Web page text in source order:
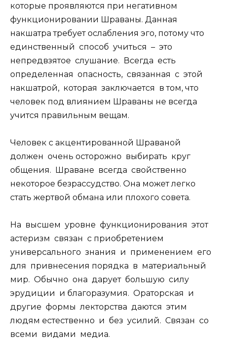
которые проявляются при негативном
функционировании Шраваны. Данная
накшатра требует ослабления эго, потому что
единственный способ учиться – это
непредвзятое слушание. Всегда есть
определенная опасность, связанная с этой
накшатрой, которая заключается в том, что
человек под влиянием Шраваны не всегда
учится правильным вещам.
Человек с акцентированной Шраваной
должен очень осторожно выбирать круг
общения. Шраване всегда свойственно
некоторое безрассудство. Она может легко
стать жертвой обмана или плохого совета.
На высшем уровне функционирования этот
астеризм связан с приобретением
универсального знания и применением его
для привнесения порядка в материальный
мир. Обычно она дарует большую силу
эрудиции и благоразумия. Ораторская и
другие формы лекторства даются этим
людям естественно и без усилий. Связан со
всеми видами медиа.